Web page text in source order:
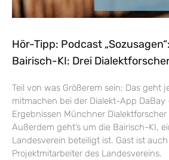
Hör-Tipp: Podcast
Bairisch-KI: Drei
Teil von was Größerem sein: Das geht
mitmachen bei der Dialekt-App
Ergebnissen Münchner
Außerdem geht’s um die Bairisch-KI,
Landesverein beteiligt ist. Gast ist
Projektmitarbeiter des Landesvereins.